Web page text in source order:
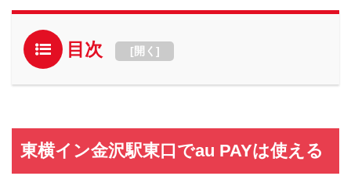
目次 [開く ]
東横イン金沢駅東口でau PAYは使える